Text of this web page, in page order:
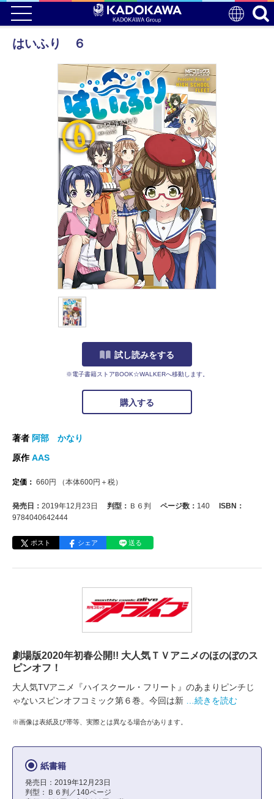
はいふり ６
試し読みをする
※電子書籍ストアBOOK☆WALKERへ移動します。
購入する
著者 阿部 かなり
原作AAS
定価： 660円 （本体600円＋税）
発売日： 2019年12月23日 判型： Ｂ６判 ページ数： 140
ISBN：
9784040642444
ポスト シェア 送る
劇場版2020年初春公開!! 大人気ＴＶアニメのほのぼのス
ピンオフ！
大人気TVアニメ『ハイスクール・フリート』のあまりピンチじ
ゃないスピンオフコミック第６巻。今回は新
…続きを読む
※画像は表紙及び帯等、実際とは異なる場合があります。
紙書籍
発売日：2019年12月23日
判型：Ｂ６判／140ページ